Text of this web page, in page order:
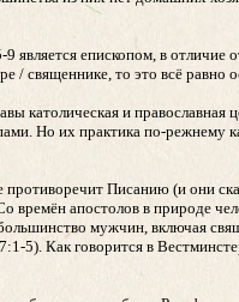
епископом, в
священнике, то это всё равно
католическая и
Но их практика по-
Писанию (и они
времён апостолов в природе
мужчин, включая
5). Как говорится в